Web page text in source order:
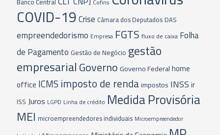
COVID-19Crise Câmara dos Deputados DAS
empreendedorismo Empresa FGTS fluxo de caixa Folha
de Pagamento Gestão de Negócio gestão
empresarialGovernoGoverno Federalhome
office ICMSimposto de rendaimpostos INSSir
ISS Juros LGPD Linha de crédito Medida Provisória
MEI microempreendedores individuais Microempreendedor